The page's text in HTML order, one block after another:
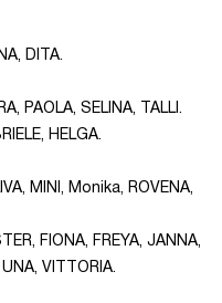
DITA.
PAOLA, SELINA, TALLI.
HELGA.
MINI, Monika, ROVENA,
FIONA, FREYA, JANNA,
VITTORIA.